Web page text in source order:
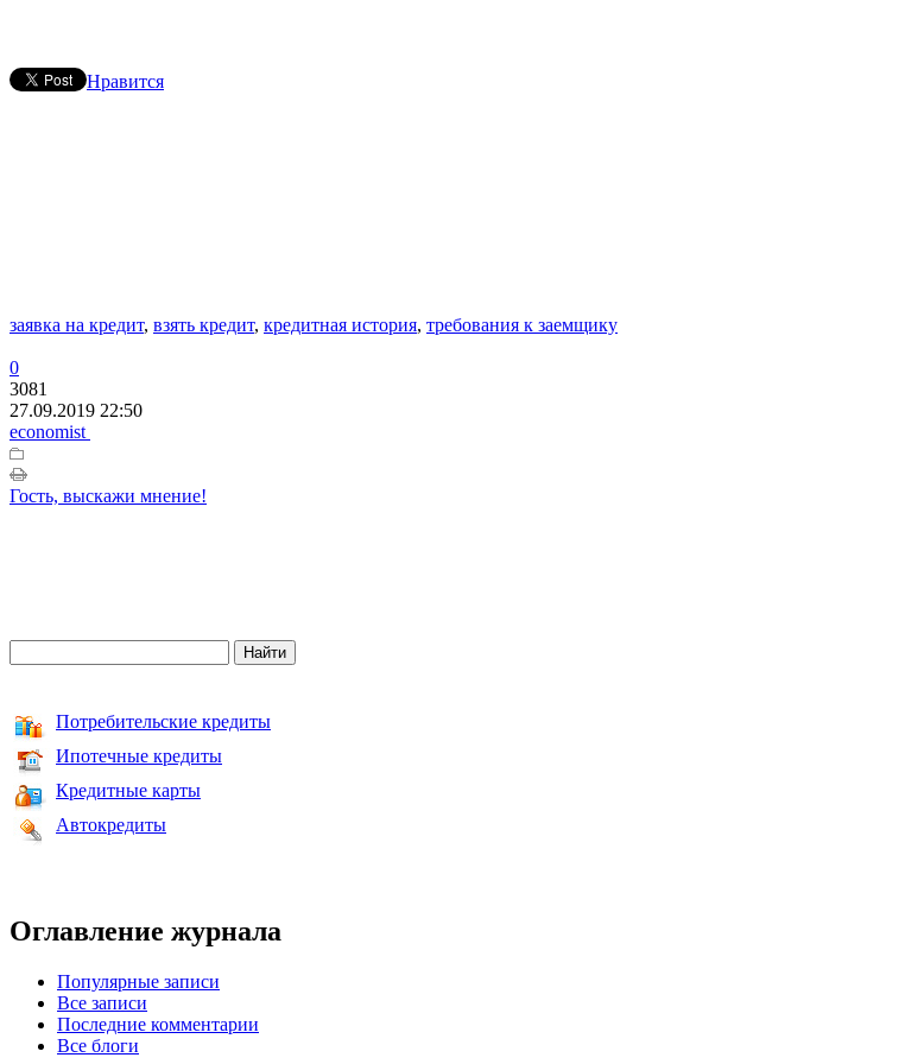
Нравится
заявка на кредит, взять кредит, кредитная история, требования к заемщику
0
3081
27.09.2019 22:50
economist
Гость, выскажи мнение!
Потребительские кредиты
Ипотечные кредиты
Кредитные карты
Автокредиты
Оглавление журнала
Популярные записи
Все записи
Последние комментарии
Все блоги